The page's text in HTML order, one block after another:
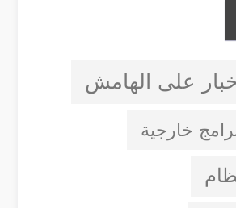
على الهامش
خارجية